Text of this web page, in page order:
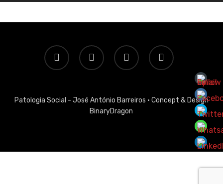
twitter facebook linkedin email
Patologia Social - José António Barreiros · Concept & Design
BinaryDragon